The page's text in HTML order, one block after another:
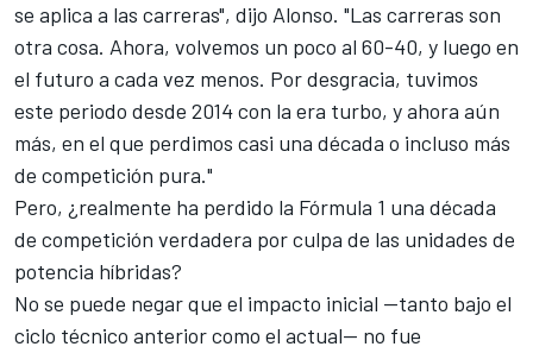
se aplica a las carreras", dijo Alonso. "Las carreras son
otra cosa. Ahora, volvemos un poco al 60-40, y luego en
el futuro a cada vez menos. Por desgracia, tuvimos
este periodo desde 2014 con la era turbo, y ahora aún
más, en el que perdimos casi una década o incluso más
de competición pura."
Pero, ¿realmente ha perdido la Fórmula 1 una década
de competición verdadera por culpa de las unidades de
potencia híbridas?
No se puede negar que el impacto inicial —tanto bajo el
ciclo técnico anterior como el actual— no fue